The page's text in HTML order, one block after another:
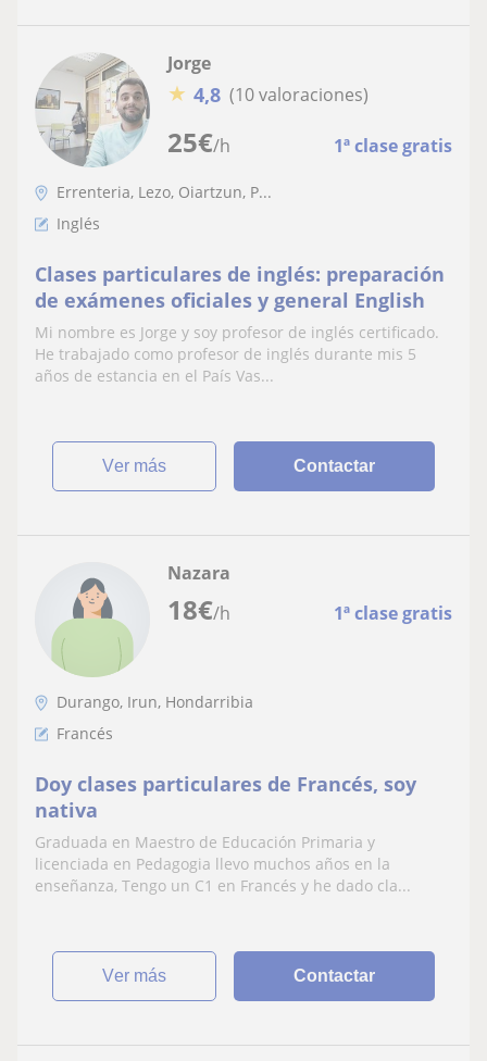
25€/h 1ª clase gratis
Jorge
★ 4,8 (10 valoraciones)
Errenteria, Lezo, Oiartzun, P...
Inglés
Clases particulares de inglés: preparación
de exámenes oficiales y general English
Mi nombre es Jorge y soy profesor de inglés certificado.
He trabajado como profesor de inglés durante mis 5
años de estancia en el País Vas...
ver más Contactar
18€/h 1ª clase gratis
Nazara
Durango, Irun, Hondarribia
Francés
Doy clases particulares de Francés, soy
nativa
Graduada en Maestro de Educación Primaria y
licenciada en Pedagogia llevo muchos años en la
enseñanza, Tengo un C1 en Francés y he dado cla...
ver más Contactar